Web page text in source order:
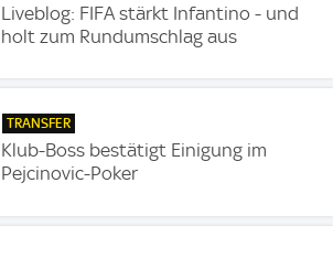
Liveblog: FIFA stärkt Infantino - und
holt zum Rundumschlag aus
TRANSFER
Klub-Boss bestätigt Einigung im
Pejcinovic-Poker